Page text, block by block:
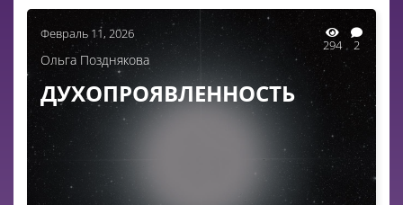
Февраль 11, 2026
294 2
Ольга Позднякова
ДУХОПРОЯВЛЕННОСТЬ